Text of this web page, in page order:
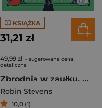
KSIĄŻKA
31,21 zł
49,99 zł - sugerowana cena
detaliczna
Zbrodnia w zaułku. Ministerstwo Nie dla Dam. Tom 2
Robin Stevens
10,0 (1)